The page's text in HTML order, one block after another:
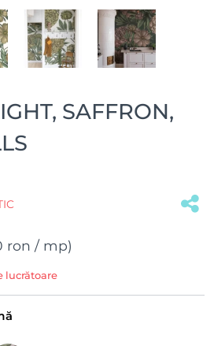
SAFFRON,
ron / mp)
lucrătoare